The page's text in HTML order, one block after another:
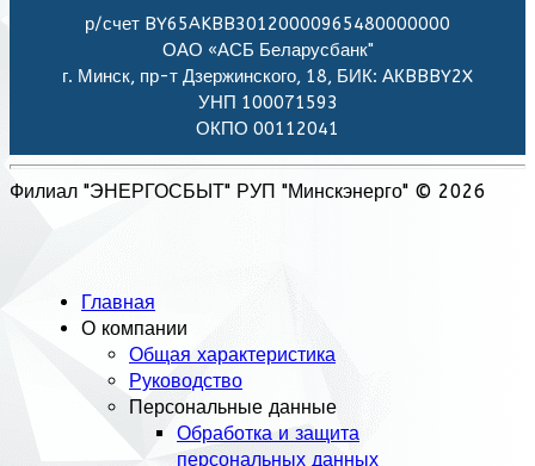
р/счет BY65AKBB30120000965480000000
ОАО «АСБ Беларусбанк"
г. Минск, пр-т Дзержинского, 18, БИК: АКBBBY2X
УНП 100071593
ОКПО 00112041
Филиал "ЭНЕРГОСБЫТ" РУП "Минскэнерго" © 2026
Главная
О компании
Общая характеристика
Руководство
Персональные данные
Обработка и защита
персональных данных